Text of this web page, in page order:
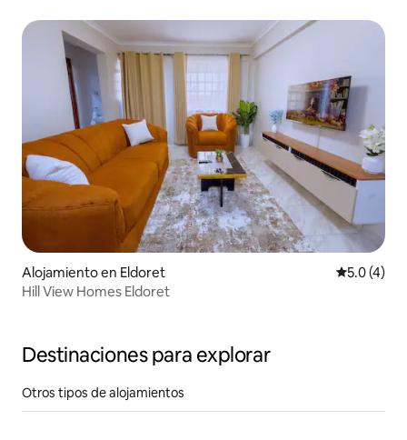
Alojamiento en Eldoret
5.0 (4)
Hill View Homes Eldoret
Destinaciones para explorar
Otros tipos de alojamientos